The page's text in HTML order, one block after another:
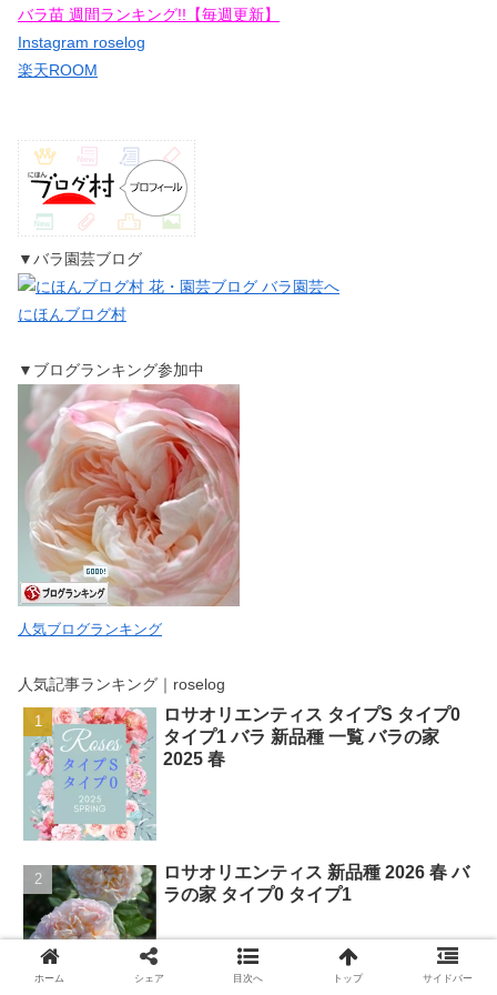
バラ苗 週間ランキング!!【毎週更新】
Instagram roselog
楽天ROOM
▼バラ園芸ブログ
にほんブログ村
▼ブログランキング参加中
人気ブログランキング
人気記事ランキング｜roselog
ロサオリエンティス タイプS タイプ0
タイプ1 バラ 新品種 一覧 バラの家
2025 春
ロサオリエンティス 新品種 2026 春 バ
ラの家 タイプ0 タイプ1
ホーム シェア 目次へ トップ サイドバー